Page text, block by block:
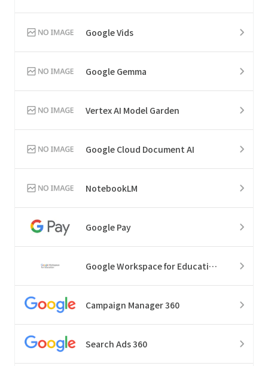
Google Vids
Google Gemma
Vertex AI Model Garden
Google Cloud Document AI
NotebookLM
Google Pay
Google Workspace for Education
Campaign Manager 360
Search Ads 360